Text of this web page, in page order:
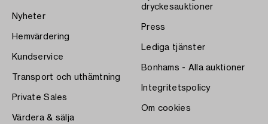
Nyheter
Hemvärdering
Kundservice
Transport och uthämtning
Private Sales
Värdera & sälja
dryckesauktioner
Press
Lediga tjänster
Bonhams - Alla auktioner
Integritetspolicy
Om cookies